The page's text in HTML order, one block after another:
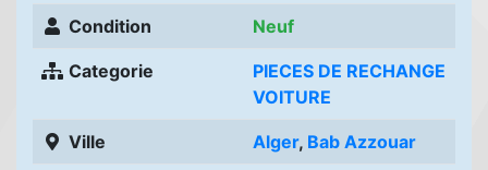
Condition Neuf
Categorie
PIECES DE RECHANGE
VOITURE
Ville Alger, Bab Azzouar